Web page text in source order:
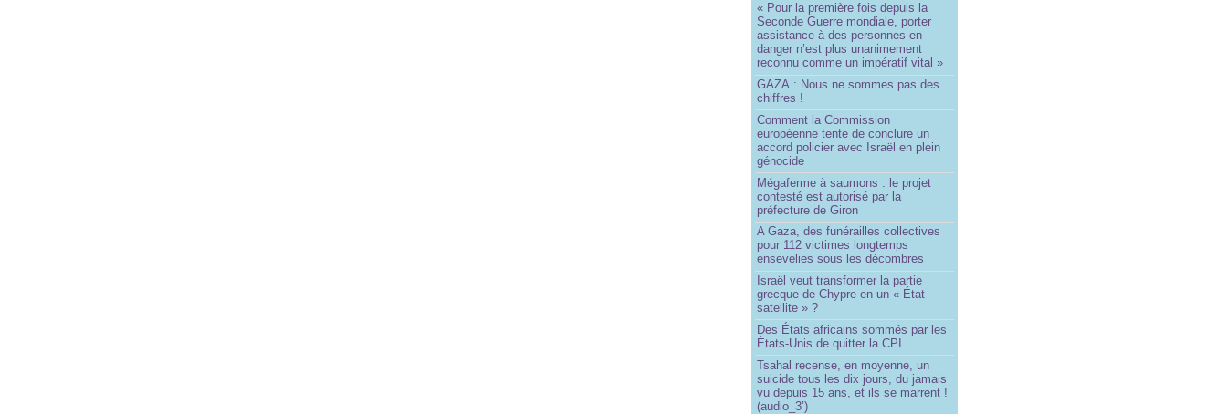
« Pour la première fois depuis la
Seconde Guerre mondiale, porter
assistance à des personnes en
danger n’est plus unanimement
reconnu comme un impératif vital »
GAZA : Nous ne sommes pas des
chiffres !
Comment la Commission
européenne tente de conclure un
accord policier avec Israël en plein
génocide
Mégaferme à saumons : le projet
contesté est autorisé par la
préfecture de Giron
A Gaza, des funérailles collectives
pour 112 victimes longtemps
ensevelies sous les décombres
Israël veut transformer la partie
grecque de Chypre en un « État
satellite » ?
Des États africains sommés par les
États-Unis de quitter la CPI
Tsahal recense, en moyenne, un
suicide tous les dix jours, du jamais
vu depuis 15 ans, et ils se marrent !
(audio_3’)